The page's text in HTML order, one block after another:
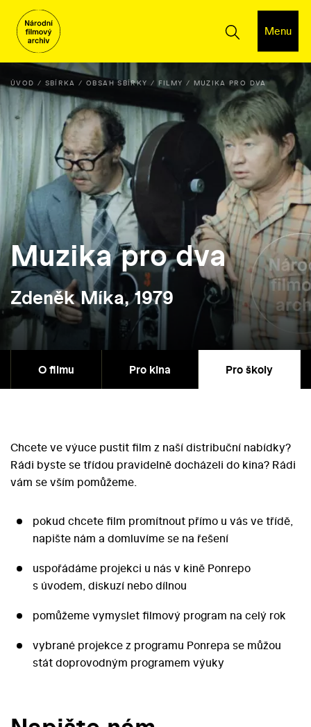
Menu
ÚVOD SBÍRKA OBSAH SBÍRKY FILMY MUZIKA PRO DVA
Muzika pro dva
Zdeněk Míka, 1979
O filmu Pro kina Pro školy
Chcete ve výuce pustit film z naší distribuční nabídky?
Rádi byste se třídou pravidelně docházeli do kina? Rádi
vám se vším pomůžeme.
pokud chcete film promítnout přímo u vás ve třídě,
napište nám a domluvíme se na řešení
uspořádáme projekci u nás v kině Ponrepo
s úvodem, diskuzí nebo dílnou
pomůžeme vymyslet filmový program na celý rok
vybrané projekce z programu Ponrepa se můžou
stát doprovodným programem výuky